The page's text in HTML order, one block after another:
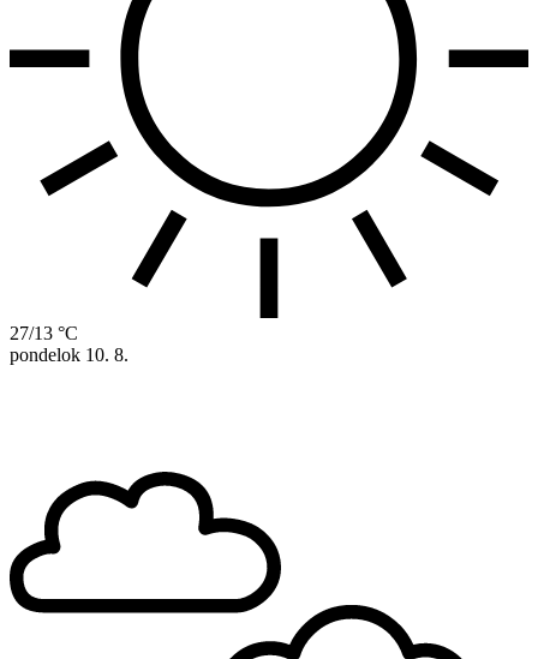
27/13 °C
pondelok 10. 8.